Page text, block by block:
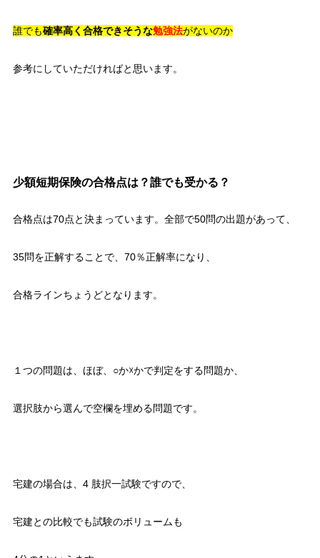
誰でも確率高く合格できそうな勉強法がないのか
参考にしていただければと思います。
少額短期保険の合格点は？誰でも受かる？
合格点は70点と決まっています。全部で50問の出題があって、
35問を正解することで、70％正解率になり、
合格ラインちょうどとなります。
１つの問題は、ほぼ、○か☓かで判定をする問題か、
選択肢から選んで空欄を埋める問題です。
宅建の場合は、4 肢択一試験ですので、
宅建との比較でも試験のボリュームも